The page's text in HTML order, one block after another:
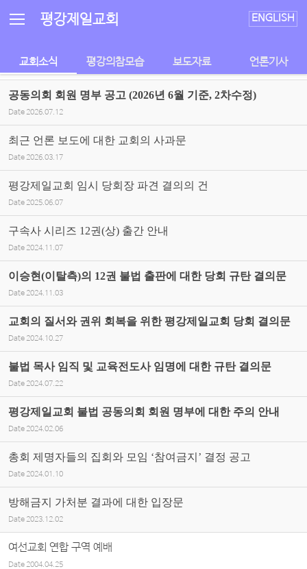
평강제일교회 ENGLISH
교회소식 평강의참모습 보도자료 언론기사
공동의회 회원 명부 공고 (2026년 6월 기준, 2차수정)
Date 2026.07.12
최근 언론 보도에 대한 교회의 사과문
Date 2026.03.17
평강제일교회 임시 당회장 파견 결의의 건
Date 2025.06.07
구속사 시리즈 12권(상) 출간 안내
Date 2024.11.07
이승현(이탈측)의 12권 불법 출판에 대한 당회 규탄 결의문
Date 2024.11.03
교회의 질서와 권위 회복을 위한 평강제일교회 당회 결의문
Date 2024.10.27
불법 목사 임직 및 교육전도사 임명에 대한 규탄 결의문
Date 2024.07.22
평강제일교회 불법 공동의회 회원 명부에 대한 주의 안내
Date 2024.02.06
총회 제명자들의 집회와 모임 ‘참여금지’ 결정 공고
Date 2024.01.10
방해금지 가처분 결과에 대한 입장문
Date 2023.12.02
여선교회 연합 구역 예배
Date2004.04.25